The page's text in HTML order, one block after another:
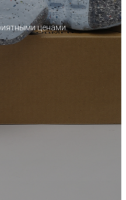
ценами.